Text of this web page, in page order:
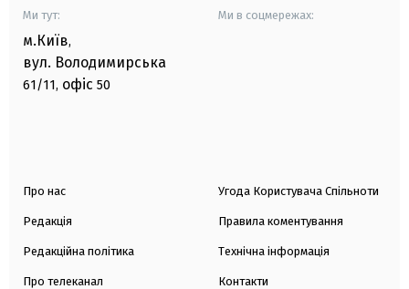
Ми тут:
м.Київ,
вул. Володимирська
61/11, офіс 50
Ми в соцмережах:
Про нас
Редакція
Редакційна політика
Про телеканал
Угода Користувача Спільноти
Правила коментування
Технічна інформація
Контакти